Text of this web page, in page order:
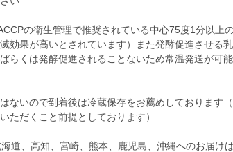
の衛生管理で推奨されている中心75度1分以上
効果が高いとされています）また発酵促進させる
らくは発酵促進されることないため常温発送が可
ないので到着後は冷蔵保存をお薦めしております
ただくこと前提としております）
道、高知、宮崎、熊本、鹿児島、沖縄へのお届け